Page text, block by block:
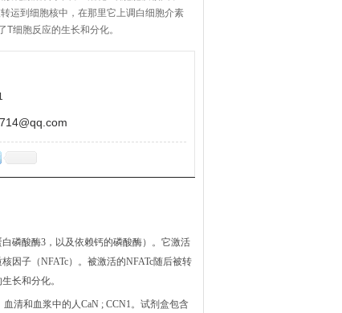
转运到细胞核中，在那里它上调白细胞介素
细胞反应的生长和分化。
磷酸酶3，以及依赖钙的磷酸酶）。它激活
因子（NFATc）。被激活的NFATc随后被转
长和分化。
清和血浆中的人CaN ; CCN1。试剂盒包含